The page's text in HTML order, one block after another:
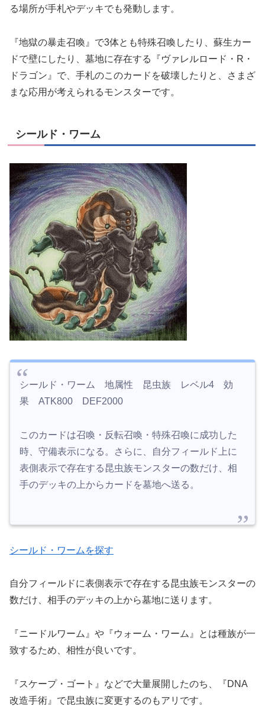
る場所が手札やデッキでも発動します。
『地獄の暴走召喚』で3体とも特殊召喚したり、蘇生カー
ドで壁にしたり、墓地に存在する『ヴァレルロード・R・
ドラゴン』で、手札のこのカードを破壊したりと、さまざ
まな応用が考えられるモンスターです。
シールド・ワーム
シールド・ワーム 地属性 昆虫族 レベル4 効
果 ATK800 DEF2000
このカードは召喚・反転召喚・特殊召喚に成功した
時、守備表示になる。さらに、自分フィールド上に
表側表示で存在する昆虫族モンスターの数だけ、相
手のデッキの上からカードを墓地へ送る。
シールド・ワームを探す
自分フィールドに表側表示で存在する昆虫族モンスターの
数だけ、相手のデッキの上から墓地に送ります。
『ニードルワーム』や『ウォーム・ワーム』とは種族が一
致するため、相性が良いです。
『スケープ・ゴート』などで大量展開したのち、『DNA
改造手術』で昆虫族に変更するのもアリです。